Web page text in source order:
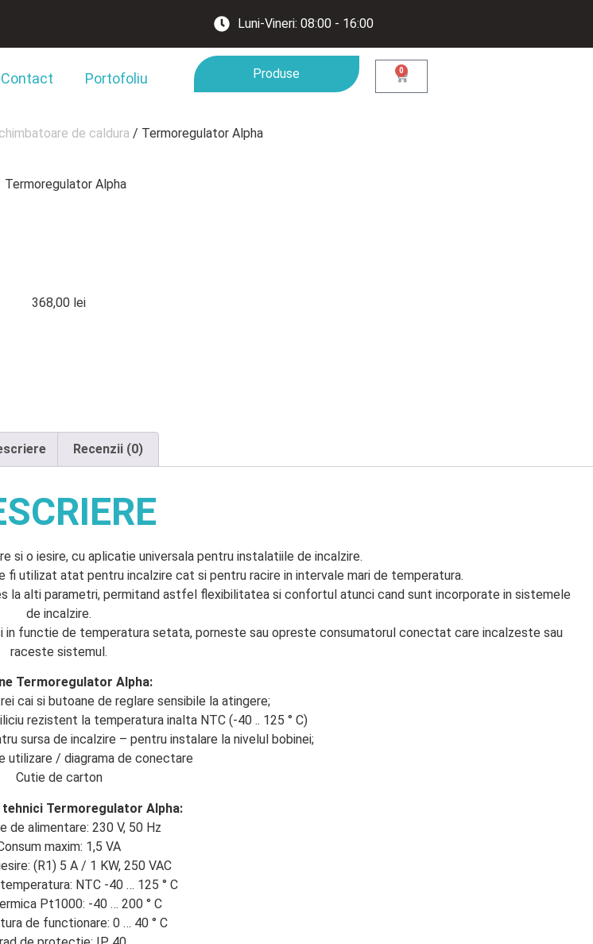
Luni-Vineri: 08:00 - 16:00
Contact Portofoliu Produse 0
de caldura / Termoregulator Alpha
368,00 lei
Recenzii (0)
si o iesire, cu aplicatie universala pentru instalatiile de incalzire.
utilizat atat pentru incalzire cat si pentru racire in intervale mari de temperatura.
alti parametri, permitand astfel flexibilitatea si confortul atunci cand sunt incorporate in sistemele
de incalzire.
functie de temperatura setata, porneste sau opreste consumatorul conectat care incalzeste sau
raceste sistemul.
Termoregulator Alpha:
cai si butoane de reglare sensibile la atingere;
rezistent la temperatura inalta NTC (-40 .. 125 ° C)
sursa de incalzire – pentru instalare la nivelul bobinei;
utilizare / diagrama de conectare
Cutie de carton
Termoregulator Alpha:
de alimentare: 230 V, 50 Hz
maxim: 1,5 VA
(R1) 5 A / 1 KW, 250 VAC
NTC -40 … 125 ° C
Pt1000: -40 … 200 ° C
de functionare: 0 … 40 ° C